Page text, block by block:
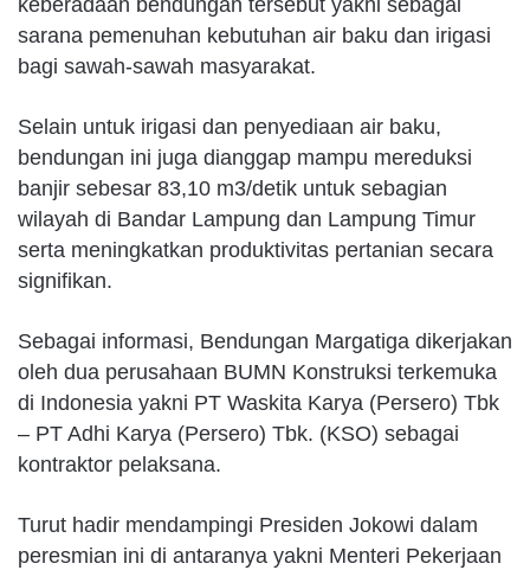
keberadaan bendungan tersebut yakni sebagai
sarana pemenuhan kebutuhan air baku dan irigasi
bagi sawah-sawah masyarakat.
Selain untuk irigasi dan penyediaan air baku,
bendungan ini juga dianggap mampu mereduksi
banjir sebesar 83,10 m3/detik untuk sebagian
wilayah di Bandar Lampung dan Lampung Timur
serta meningkatkan produktivitas pertanian secara
signifikan.
Sebagai informasi, Bendungan Margatiga dikerjakan
oleh dua perusahaan BUMN Konstruksi terkemuka
di Indonesia yakni PT Waskita Karya (Persero) Tbk
– PT Adhi Karya (Persero) Tbk. (KSO) sebagai
kontraktor pelaksana.
Turut hadir mendampingi Presiden Jokowi dalam
peresmian ini di antaranya yakni Menteri Pekerjaan